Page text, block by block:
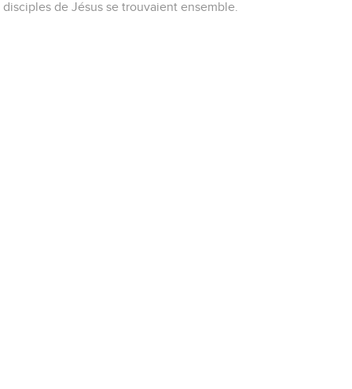
disciples de Jésus se trouvaient ensemble.